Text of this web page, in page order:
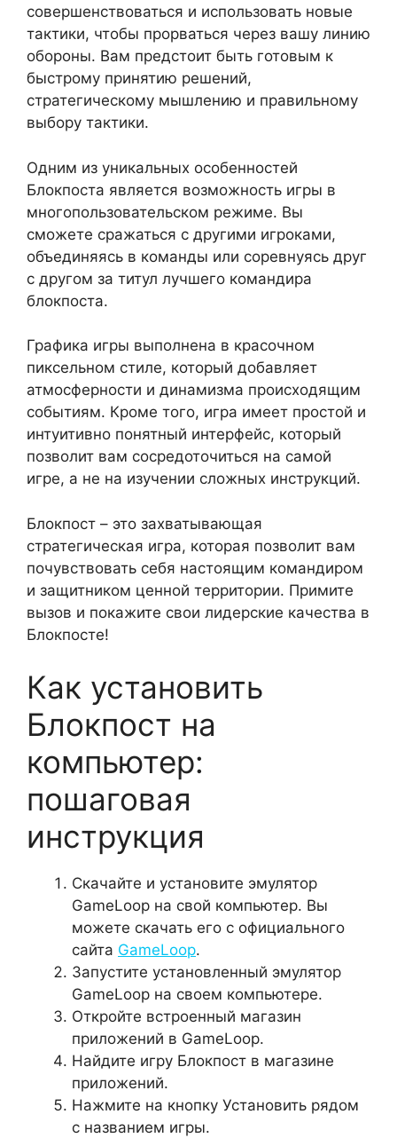
совершенствоваться и использовать новые
тактики, чтобы прорваться через вашу линию
обороны. Вам предстоит быть готовым к
быстрому принятию решений,
стратегическому мышлению и правильному
выбору тактики.
Одним из уникальных особенностей
Блокпоста является возможность игры в
многопользовательском режиме. Вы
сможете сражаться с другими игроками,
объединяясь в команды или соревнуясь друг
с другом за титул лучшего командира
блокпоста.
Графика игры выполнена в красочном
пиксельном стиле, который добавляет
атмосферности и динамизма происходящим
событиям. Кроме того, игра имеет простой и
интуитивно понятный интерфейс, который
позволит вам сосредоточиться на самой
игре, а не на изучении сложных инструкций.
Блокпост – это захватывающая
стратегическая игра, которая позволит вам
почувствовать себя настоящим командиром
и защитником ценной территории. Примите
вызов и покажите свои лидерские качества в
Блокпосте!
Как установить
Блокпост на
компьютер:
пошаговая
инструкция
Скачайте и установите эмулятор
GameLoop на свой компьютер. Вы
можете скачать его с официального
сайта GameLoop.
Запустите установленный эмулятор
GameLoop на своем компьютере.
Откройте встроенный магазин
приложений в GameLoop.
Найдите игру Блокпост в магазине
приложений.
Нажмите на кнопку Установить рядом
с названием игры.